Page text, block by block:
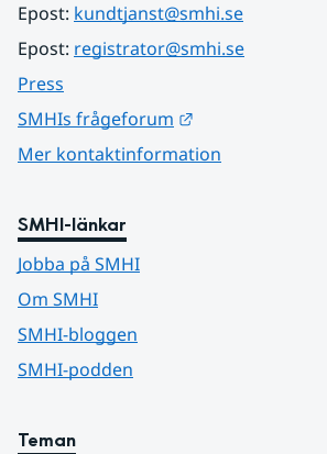
Epost: kundtjanst@smhi.se
Epost: registrator@smhi.se
Press
SMHIs frågeforum
Mer kontaktinformation
SMHI-länkar
Jobba på SMHI
Om SMHI
SMHI-bloggen
SMHI-podden
Teman